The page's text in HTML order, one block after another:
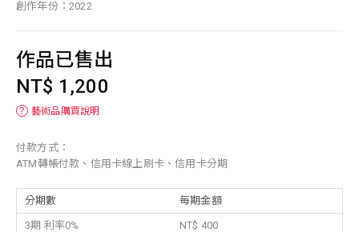
創作年份：2022
作品已售出
NT$ 1,200
？ 藝術品購買說明
付款方式：
ATM轉帳付款、信用卡線上刷卡、信用卡分期
分期數 每期金額
3期 利率0%
NT$ 400